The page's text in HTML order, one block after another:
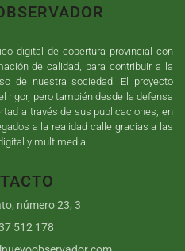
digital de cobertura provincial con
de calidad, para contribuir a la
de nuestra sociedad. El proyecto
rigor, pero también desde la defensa
a través de sus publicaciones, en
a la realidad calle gracias a las
y multimedia.
número 23, 3
512 178